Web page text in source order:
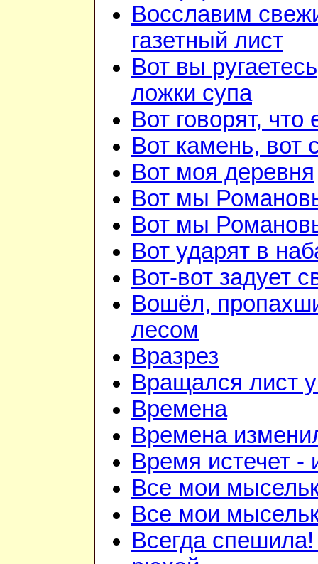
Восславим
газетный лист
Вот вы
ложки супа
Вот говорят,
Вот камень, вот
Вот моя деревня
Вот мы
Вот мы
Вот ударят в
Вот-вот задует
Вошёл,
лесом
Вразрез
Вращался лист
Времена
Времена
Время истечет -
Все мои
Все мои
Всегда